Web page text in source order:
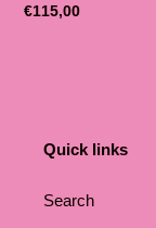
List
€115,00
Quick links
Search